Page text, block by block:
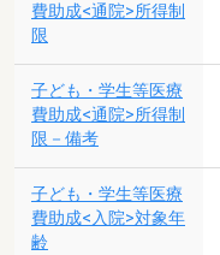
費助成<通院>所得制
限
子ども・学生等医療
費助成<通院>所得制
限－備考
子ども・学生等医療
費助成<入院>対象年
齢